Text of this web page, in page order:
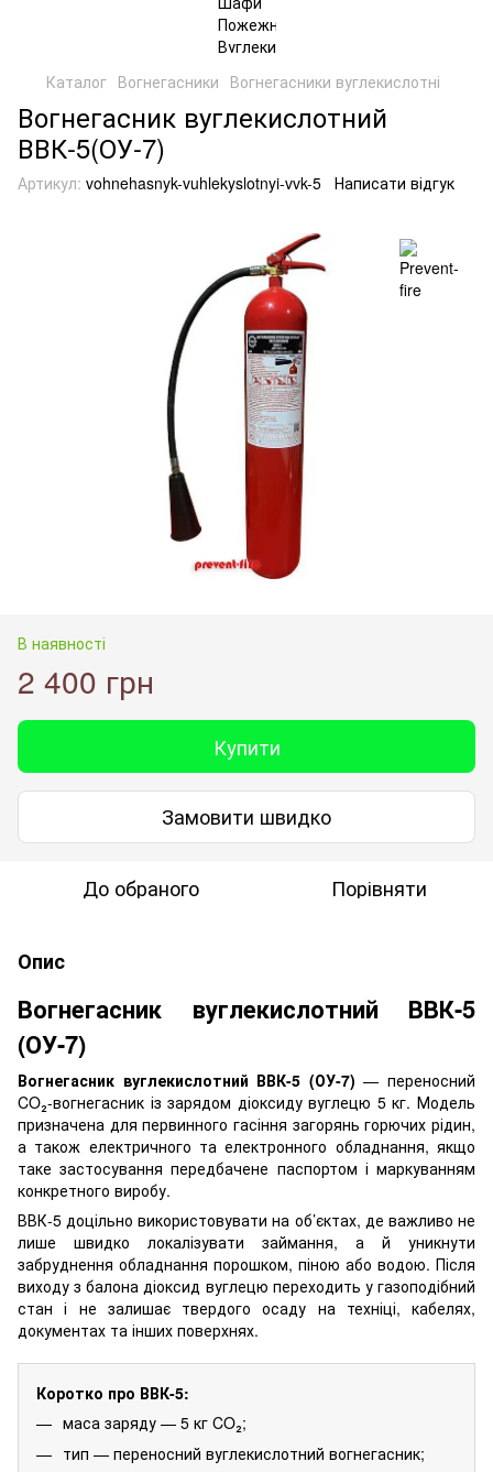
Каталог Вогнегасники Вогнегасники вуглекислотні
Вогнегасник вуглекислотний
ВВК-5(ОУ-7)
Артикул: vohnehasnyk-vuhlekyslotnyi-vvk-5 Написати відгук
В наявності
2 400 грн
Купити
Замовити швидко
До обраного Порівняти
Опис
Вогнегасник вуглекислотний ВВК-5
(ОУ-7)
Вогнегасник вуглекислотний ВВК-5 (ОУ-7) — переносний
CO₂-вогнегасник із зарядом діоксиду вуглецю 5 кг. Модель
призначена для первинного гасіння загорянь горючих рідин,
а також електричного та електронного обладнання, якщо
таке застосування передбачене паспортом і маркуванням
конкретного виробу.
ВВК-5 доцільно використовувати на об’єктах, де важливо не
лише швидко локалізувати займання, а й уникнути
забруднення обладнання порошком, піною або водою. Після
виходу з балона діоксид вуглецю переходить у газоподібний
стан і не залишає твердого осаду на техніці, кабелях,
документах та інших поверхнях.
Коротко про ВВК-5:
маса заряду — 5 кг CO₂;
тип — переносний вуглекислотний вогнегасник;